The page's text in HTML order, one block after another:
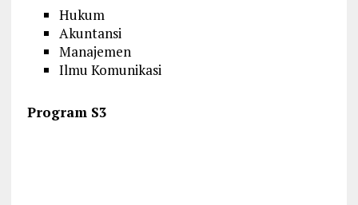
Hukum
Akuntansi
Manajemen
Ilmu Komunikasi
Program S3